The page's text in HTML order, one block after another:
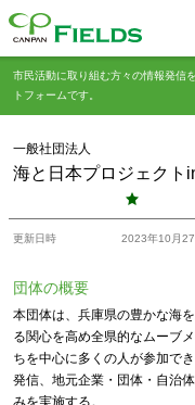
市民活動に取り組む方々の情報発信
トフォームです。
一般社団法人
海と日本プロジェクト
更新日時 2023年10月
団体の概要
本団体は、兵庫県の豊かな海
る関心を高め全県的なムーブ
ちを中心に多くの人が参加で
発信、地元企業・団体・自治